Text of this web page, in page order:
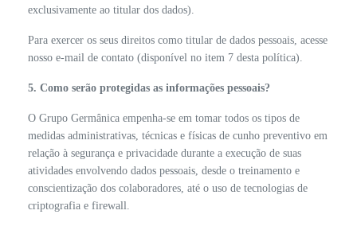
exclusivamente ao titular dos dados).
Para exercer os seus direitos como titular de dados pessoais, acesse
nosso e-mail de contato (disponível no item 7 desta política).
5. Como serão protegidas as informações pessoais?
O Grupo Germânica empenha-se em tomar todos os tipos de
medidas administrativas, técnicas e físicas de cunho preventivo em
relação à segurança e privacidade durante a execução de suas
atividades envolvendo dados pessoais, desde o treinamento e
conscientização dos colaboradores, até o uso de tecnologias de
criptografia e firewall.